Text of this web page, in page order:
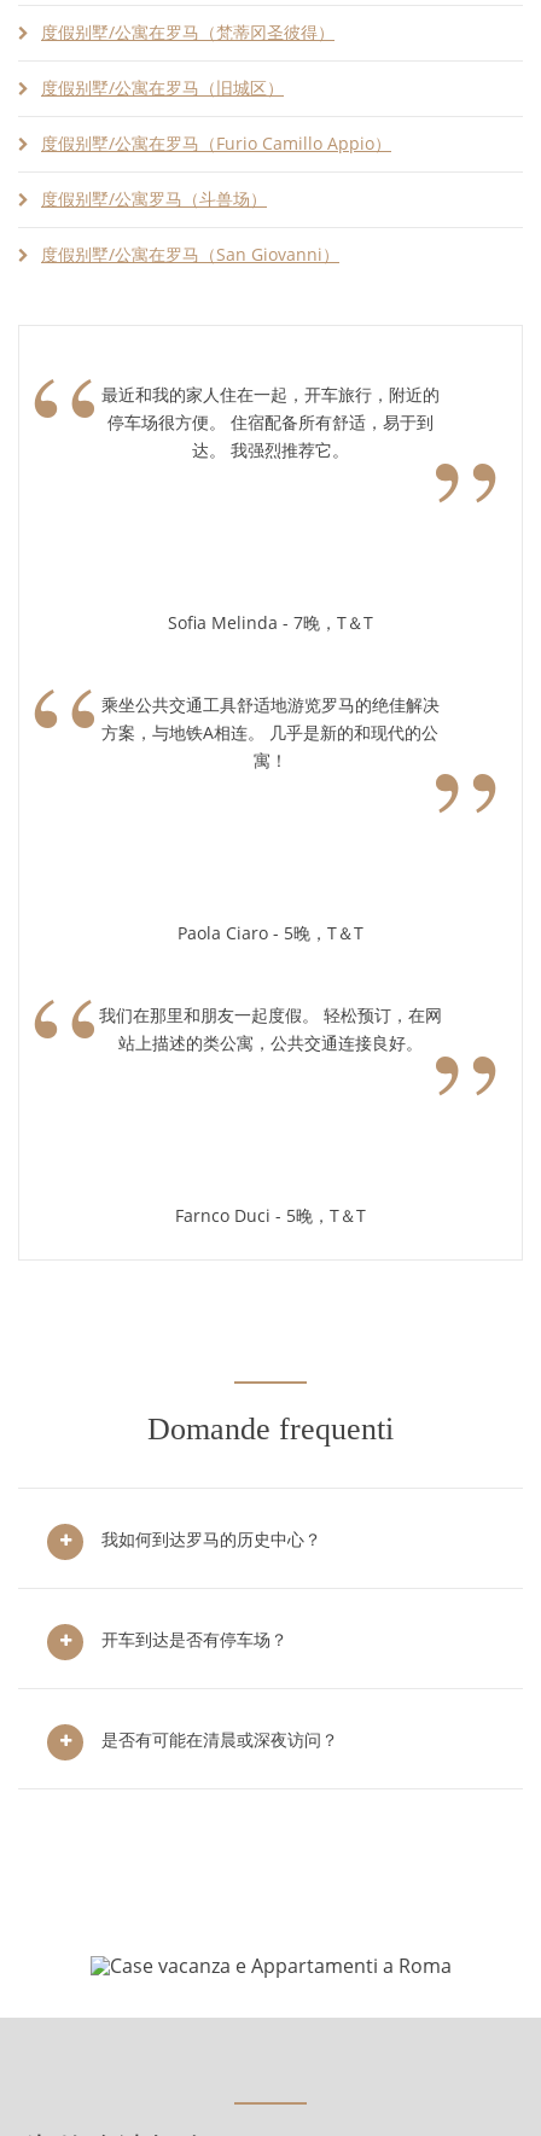
度假别墅/公寓在罗马（梵蒂冈圣彼得）
度假别墅/公寓在罗马（旧城区）
度假别墅/公寓在罗马（Furio Camillo Appio）
度假别墅/公寓罗马（斗兽场）
度假别墅/公寓在罗马（San Giovanni）
“ 最近和我的家人住在一起，开车旅行，附近的
停车场很方便。 住宿配备所有舒适，易于到
达。 我强烈推荐它。
”
Sofia Melinda - 7晚，T＆T
“ 乘坐公共交通工具舒适地游览罗马的绝佳解决
方案，与地铁A相连。 几乎是新的和现代的公
寓！
”
Paola Ciaro - 5晚，T＆T
“ 我们在那里和朋友一起度假。 轻松预订，在网
站上描述的类公寓，公共交通连接良好。
”
Farnco Duci - 5晚，T＆T
Domande frequenti
我如何到达罗马的历史中心？
开车到达是否有停车场？
是否有可能在清晨或深夜访问？